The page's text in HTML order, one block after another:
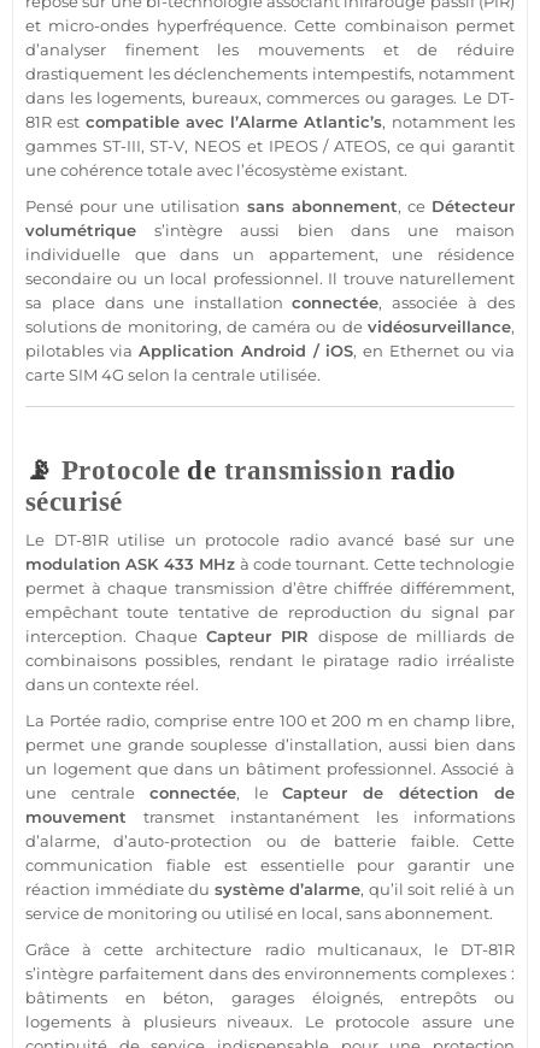
et micro-ondes hyperfréquence. Cette combinaison permet
d’analyser finement les mouvements et de réduire
drastiquement les déclenchements intempestifs, notamment
dans les logements, bureaux, commerces ou garages. Le DT-
81R est compatibleavec l’Alarme Atlantic’s, notamment les
gammes ST-III,ST-V, NEOS et IPEOS/ ATEOS, ce qui garantit
une cohérence totale avec l’écosystème existant.
Pensé pour une utilisation sans abonnement, ce Détecteur
volumétrique s’intègre aussi bien dans une maison
individuelle que dans un appartement, une résidence
secondaire ou un local professionnel. Il trouve naturellement
sa place dans une installationconnectée, associée à des
solutions de monitoring, decaméra ou devidéosurveillance,
pilotables via Application Android / iOS, en Ethernet ou via
carte SIM 4G selon la centrale utilisée.
📡 Protocolede transmission radio
sécurisé
Le DT-81Rutilise un protocole radio avancé basé sur une
modulationASK 433 MHz à code tournant. Cette technologie
permet à chaque transmission d’être chiffrée différemment,
empêchant toute tentative de reproduction du signal par
interception. ChaqueCapteur PIR dispose de milliards de
combinaisons possibles, rendant le piratage radio irréaliste
dans un contexte réel.
La Portéeradio, comprise entre 100 et 200 m en champ libre,
permet une grande souplesse d’installation, aussi bien dans
un logementque dans un bâtiment professionnel. Associé à
une centrale connectée, leCapteur de détection de
mouvement transmet instantanément les informations
d’alarme, d’auto-protection ou de batterie faible. Cette
communication fiableest essentielle pour garantir une
réaction immédiate du systèmed’alarme, qu’il soit relié à un
service de monitoring ou utilisé en local, sans abonnement.
Grâce à cette architecture radio multicanaux, le DT-81R
s’intègre parfaitement dans des environnements complexes :
bâtiments en béton, garages éloignés, entrepôts ou
logements à plusieurs niveaux. Le protocole assure une